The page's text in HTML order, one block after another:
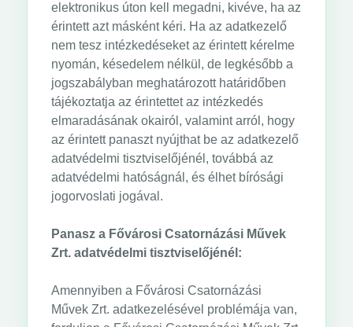
elektronikus úton kell megadni, kivéve, ha az
érintett azt másként kéri. Ha az adatkezelő
nem tesz intézkedéseket az érintett kérelme
nyomán, késedelem nélkül, de legkésőbb a
jogszabályban meghatározott határidőben
tájékoztatja az érintettet az intézkedés
elmaradásának okairól, valamint arról, hogy
az érintett panaszt nyújthat be az adatkezelő
adatvédelmi tisztviselőjénél, továbbá az
adatvédelmi hatóságnál, és élhet bírósági
jogorvoslati jogával.
Panasz a Fővárosi Csatornázási Művek
Zrt. adatvédelmi tisztviselőjénél:
Amennyiben a Fővárosi Csatornázási
Művek Zrt. adatkezelésével problémája van,